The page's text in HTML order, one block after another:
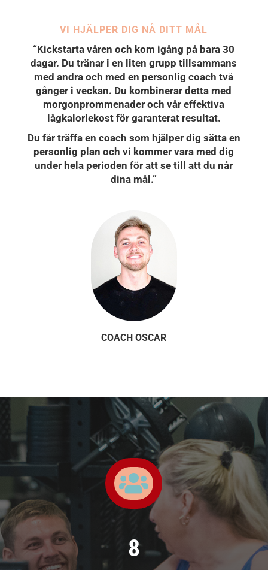
VI HJÄLPER DIG NÅ DITT MÅL
“Kickstarta våren och kom igång på bara 30
dagar. Du tränar i en liten grupp tillsammans
med andra och med en personlig coach två
gånger i veckan. Du kombinerar detta med
morgonprommenader och vår effektiva
lågkaloriekost för garanterat resultat.
Du får träffa en coach som hjälper dig sätta en
personlig plan och vi kommer vara med dig
under hela perioden för att se till att du når
dina mål.”
COACH OSCAR

8